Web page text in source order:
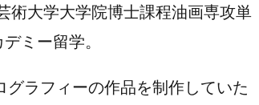
大学大学院博士課程油画専攻単
ミー留学。
ラフィーの作品を制作していた